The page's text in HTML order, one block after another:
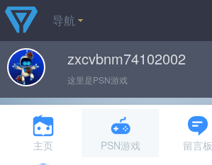
导航
zxcvbnm74102002
这里是PSN游戏
主页 PSN游戏 留言板